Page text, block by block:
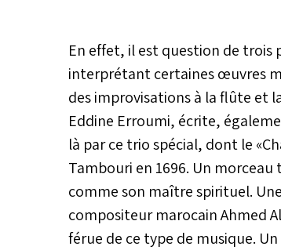
En effet, il est question de trois
interprétant certaines œuvres
des improvisations à la flûte et
Eddine Erroumi, écrite,
là par ce trio spécial, dont le
Tambouri en 1696. Un
comme son maître spirituel.
compositeur marocain Ahmed
férue de ce type de musique.